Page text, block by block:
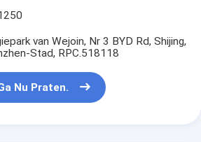
van Wejoin, Nr 3 BYD Rd, Shijing,
Stad, RPC.518118
Nu Praten.